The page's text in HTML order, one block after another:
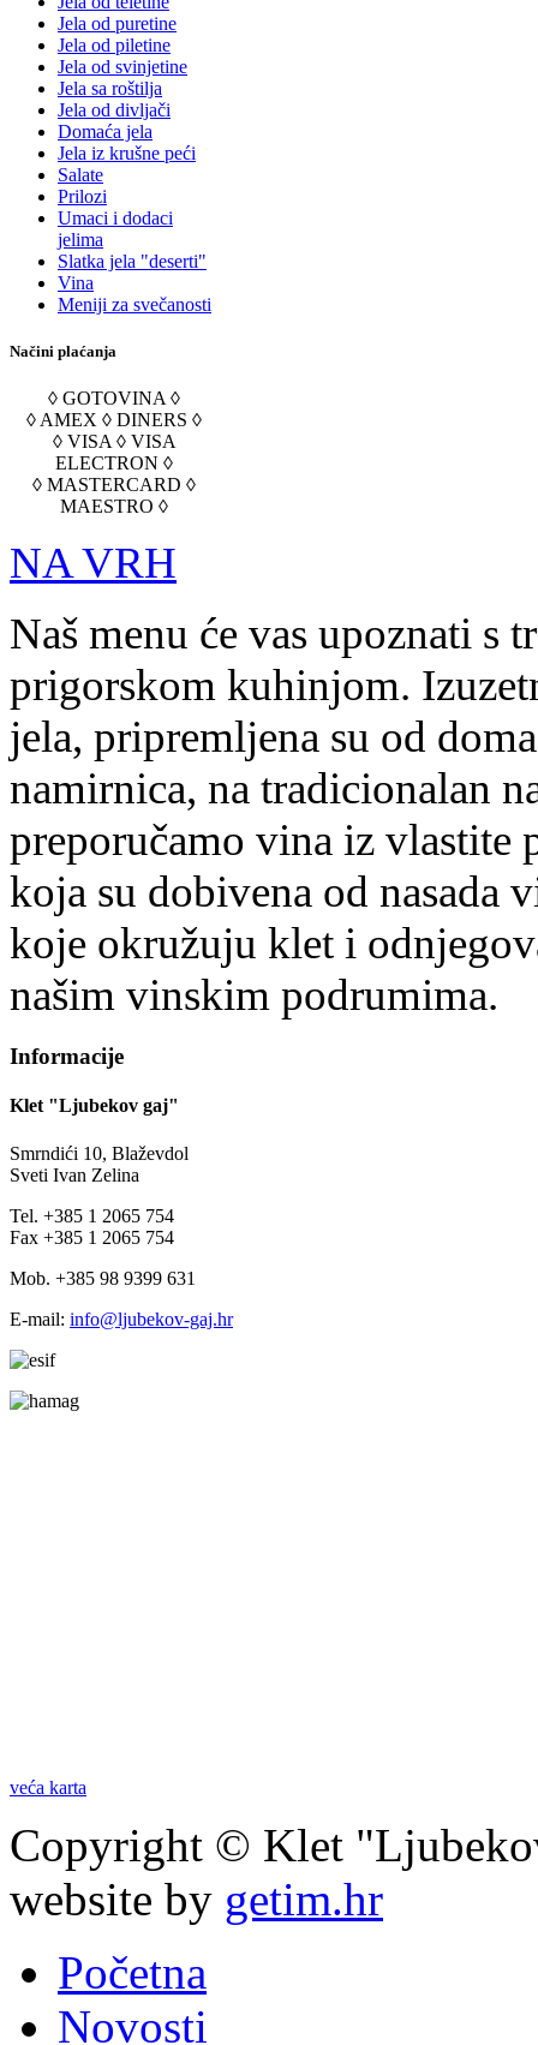
Jela od puretine
Jela od piletine
Jela od svinjetine
Jela sa roštilja
Jela od divljači
Domaća jela
Jela iz krušne peći
Salate
Prilozi
Umaci i dodaci
jelima
Slatka jela "deserti"
Vina
Meniji za svečanosti
Načini plaćanja
◊ GOTOVINA ◊
◊ AMEX ◊ DINERS ◊
◊ VISA ◊ VISA
ELECTRON ◊
◊ MASTERCARD ◊
MAESTRO ◊
NA VRH
Naš menu će vas upoznati s
prigorskom kuhinjom.
jela, pripremljena su od
namirnica, na tradicionalan
preporučamo vina iz vlastite
koja su dobivena od nasada
koje okružuju klet i
našim vinskim podrumima.
Informacije
Klet "Ljubekov gaj"
Smrndići 10, Blaževdol
Sveti Ivan Zelina
Tel. +385 1 2065 754
Fax +385 1 2065 754
Mob. +385 98 9399 631
E-mail: info@ljubekov-gaj.hr
veća karta
Copyright © Klet
website by getim.hr
Početna
Novosti